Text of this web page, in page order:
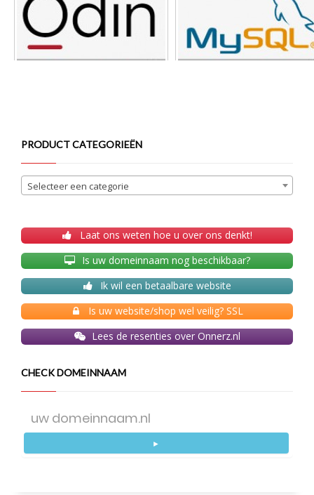
PRODUCT CATEGORIEËN
Selecteer een categorie
Laat ons weten hoe u over ons denkt!
Is uw domeinnaam nog beschikbaar?
Ik wil een betaalbare website
Is uw website/shop wel veilig? SSL
Lees de resenties over Onnerz.nl
CHECK DOMEINNAAM
►